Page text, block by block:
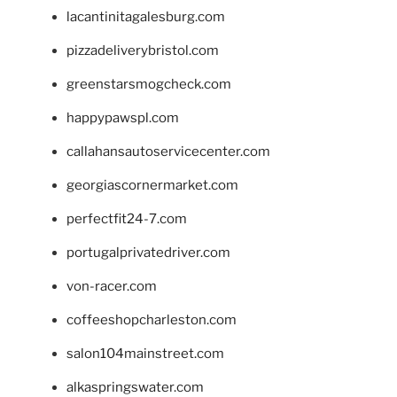
lacantinitagalesburg.com
pizzadeliverybristol.com
greenstarsmogcheck.com
happypawspl.com
callahansautoservicecenter.com
georgiascornermarket.com
perfectfit24-7.com
portugalprivatedriver.com
von-racer.com
coffeeshopcharleston.com
salon104mainstreet.com
alkaspringswater.com